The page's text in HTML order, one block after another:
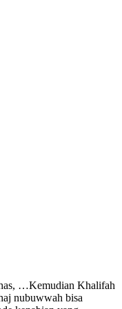
…Kemudian Khalifah
nubuwwah bisa